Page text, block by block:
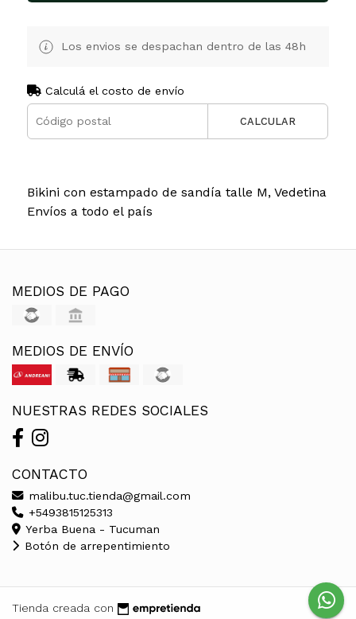
Los envios se despachan dentro de las 48h
Calculá el costo de envío
CALCULAR
Bikini con estampado de sandía talle M, Vedetina
Envíos a todo el país
MEDIOS DE PAGO
MEDIOS DE ENVÍO
NUESTRAS REDES SOCIALES
CONTACTO
malibu.tuc.tienda@gmail.com
+5493815125313
Yerba Buena - Tucuman
Botón de arrepentimiento
Tienda creada con